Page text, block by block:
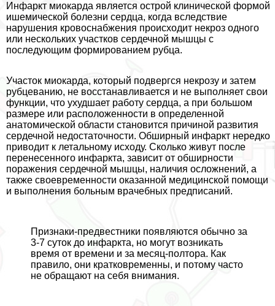
Инфаркт миокарда является острой клинической формой
ишемической болезни сердца, когда вследствие
нарушения кровоснабжения происходит некроз одного
или нескольких участков сердечной мышцы с
последующим формированием рубца.
Участок миокарда, который подвергся некрозу и затем
рубцеванию, не восстанавливается и не выполняет свои
функции, что ухудшает работу сердца, а при большом
размере или расположенности в определенной
анатомической области становится причиной развития
сердечной недостаточности. Обширный инфаркт нередко
приводит к летальному исходу. Сколько живут после
перенесенного инфаркта, зависит от обширности
поражения сердечной мышцы, наличия осложнений, а
также своевременности оказанной медицинской помощи
и выполнения больным врачебных предписаний.
Признаки-предвестники появляются обычно за
3-7 суток до инфаркта, но могут возникать
время от времени и за месяц-полтора. Как
правило, они кратковременны, и потому часто
не обращают на себя внимания.